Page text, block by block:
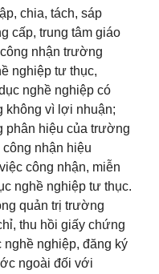
chia, tách, sáp
cấp, trung tâm giáo
nhận trường
nghiệp tư thục,
nghề nghiệp có
không vì lợi nhuận;
phân hiệu của trường
nhận hiệu
công nhận, miễn
nghề nghiệp tư thục.
quản trị trường
thu hồi giấy chứng
nghề nghiệp, đăng ký
ngoài đối với